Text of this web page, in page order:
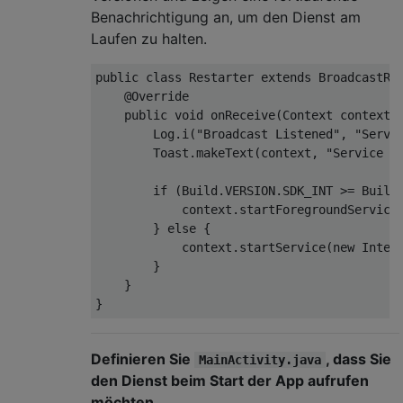
private Timer timer;
public void startTimer() {
        timer =
        timerTask =
new TimerTask ) {
public void run( ) {
                Log.i(
"Count",
"=========
        };
        timer.schedule(timerTask,
1000 ,
public
            timer.cancel();
    }
Benachrichtigung an, um den Dienst am
Laufen zu halten.
public class Restarter extends
@Override
    public void onReceive(
Context
Log .i( "Broadcast Listened" ,
Toast .makeText(context, "Service
if (Build .VERSION. SDK_INT >= Build
        }
else {
            context.startService(
new
        }
    }
Definieren Sie MainActivity.java , dass Sie
den Dienst beim Start der App aufrufen